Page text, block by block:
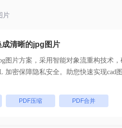
片
成清晰的jpg图片
图片方案，采用智能对象流重构技术
处理， 全链路 SSL 加密保障隐私安全。助您快速实现cad
PDF压缩 PDF合并